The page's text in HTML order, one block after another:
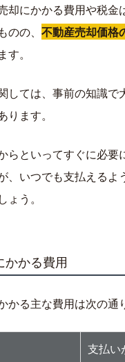
却にかかる費用や税金
の、 不動産売却価格
。
しては、事前の知識で
ります。
らといってすぐに必要
、いつでも支払えるよ
ょう。
かかる費用
かる主な費用は次の通
支払い